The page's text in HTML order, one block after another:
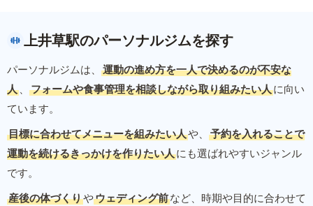
上井草駅のパーソナルジムを探す
パーソナルジムは、
運動の進め方を一人で決めるのが不安な
人 、 フォームや食事管理を相談しながら取り組みたい人に向い
ています。
目標に合わせてメニューを組みたい人や、
予約を入れることで
運動を続けるきっかけを作りたい人にも選ばれやすいジャンル
です。
産後の体づくりやウェディング前など、時期や目的に合わせて